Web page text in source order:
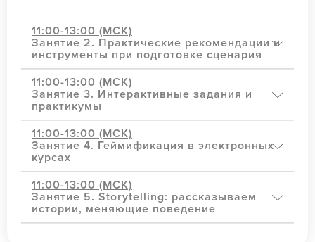
11:00-13:00 (МСК)
Занятие 2. Практические рекомендации и
инструменты при подготовке сценария
11:00-13:00 (МСК)
Занятие 3. Интерактивные задания и
практикумы
11:00-13:00 (МСК)
Занятие 4. Геймификация в электронных
курсах
11:00-13:00 (МСК)
Занятие 5. Storytelling: рассказываем
истории, меняющие поведение